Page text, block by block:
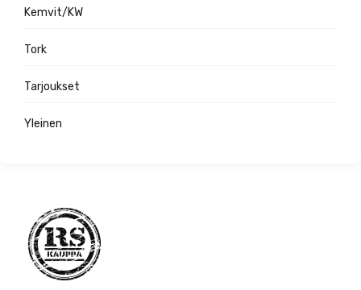
Kemvit/KW
Tork
Tarjoukset
Yleinen